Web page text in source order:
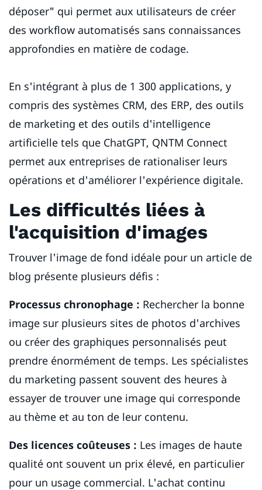
déposer" qui permet aux utilisateurs de créer
des workflow automatisés sans connaissances
approfondies en matière de codage.
En s'intégrant à plus de 1 300 applications, y
compris des systèmes CRM, des ERP, des outils
de marketing et des outils d'intelligence
artificielle tels que ChatGPT, QNTM Connect
permet aux entreprises de rationaliser leurs
opérations et d'améliorer l'expérience digitale.
Les difficultés liées à
l'acquisition d'images
Trouver l'image de fond idéale pour un article de
blog présente plusieurs défis :
Processus chronophage : Rechercher la bonne
image sur plusieurs sites de photos d'archives
ou créer des graphiques personnalisés peut
prendre énormément de temps. Les spécialistes
du marketing passent souvent des heures à
essayer de trouver une image qui corresponde
au thème et au ton de leur contenu.
Des licences coûteuses : Les images de haute
qualité ont souvent un prix élevé, en particulier
pour un usage commercial. L'achat continu